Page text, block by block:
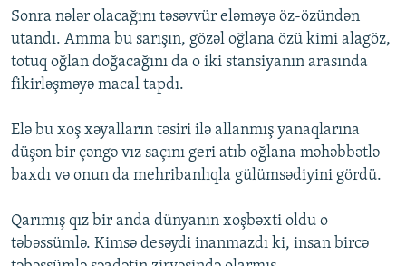
Sonra nələr olacağını təsəvvür eləməyə öz-özündən
utandı. Amma bu sarışın, gözəl oğlana özü kimi alagöz,
totuq oğlan doğacağını da o iki stansiyanın arasında
fikirləşməyə macal tapdı.
Elə bu xoş xəyalların təsiri ilə allanmış yanaqlarına
düşən bir çəngə vız saçını geri atıb oğlana məhəbbətlə
baxdı və onun da mehribanlıqla gülümsədiyini gördü.
Qarımış qız bir anda dünyanın xoşbəxti oldu o
təbəssümlə. Kimsə desəydi inanmazdı ki, insan bircə